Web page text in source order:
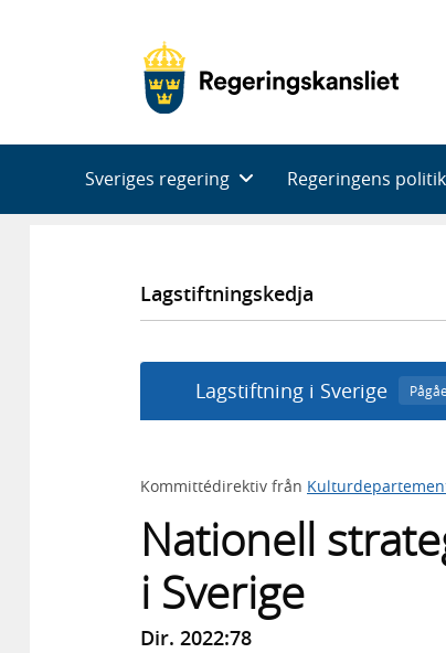
Sveriges regering Regeringens
Lagstiftningskedja
Lagstiftning i Sverige
Kommittédirektiv från
Nationell
i Sverige
Dir. 2022:78